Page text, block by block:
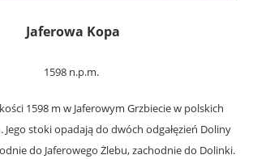
Jaferowa Kopa
1598 n.p.m.
1598 m w Jaferowym Grzbiecie w polskich
Jego stoki opadają do dwóch odgałęzień Doliny
do Jaferowego Żlebu, zachodnie do Dolinki.